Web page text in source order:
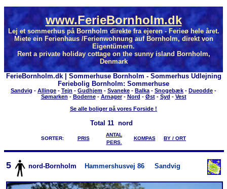
www.FerieBornholm.dk
Lej et sommerhus på Bornholm direkte fra ejeren - Ferieø hele året.
Miete ein Ferienhaus /Ferienwohnung auf Bornholm, direkt von
Eigentümern.
Rent a private holiday cottage on the sunny island Bornholm,
Denmark
FerieBornholm.dk | Sommerhuse Bornholm - Sommerhus Udlejning
Feriebolig Bornholm: Sommerhuse
Sandvig - Allinge - Tejn - Gudhjem - Svaneke - Balka - Snogebæk - Dueodde -
Sømarken - Boderne- Arnager- Nord - Øst- Syd - Vest
Se alle boliger på vores Forside !
Total 11 nord
SORTER: PRIS
ANTAL
PERS.
KOMPAS BY / ORT
5 nord-Bornholm Hammershusvej 86 Sandvig